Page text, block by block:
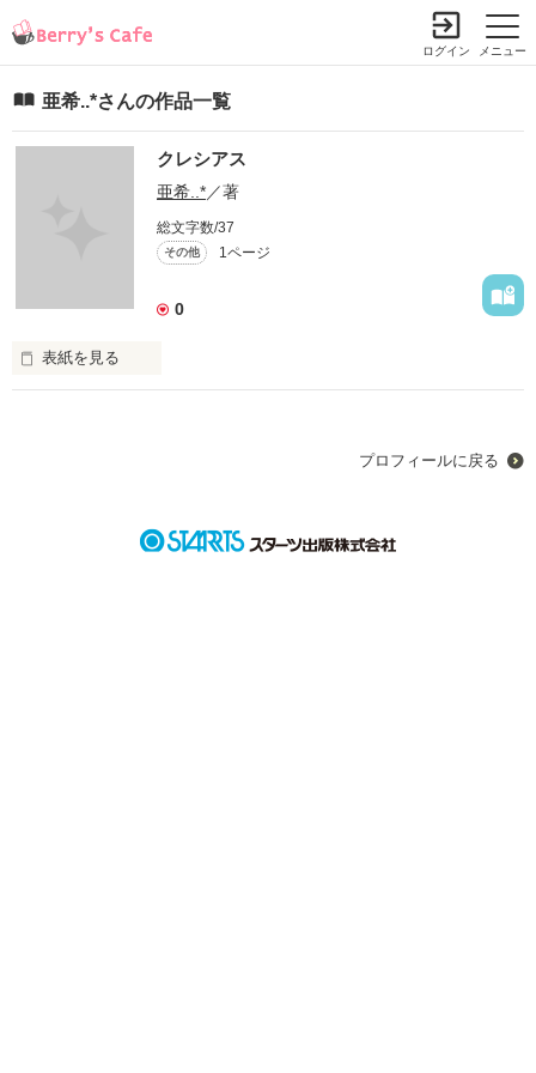
メニュー
ログイン
亜希..*さんの作品一覧
クレシアス
亜希..*／著
総文字数/37
その他 1ページ
0
表紙を見る
プロフィールに戻る